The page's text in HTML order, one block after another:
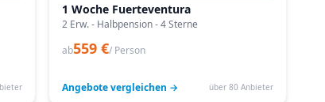
1 Woche Fuerteventura
2 Erw. - Halbpension - 4 Sterne
ab559 €/ Person
Angebote vergleichen → über 80 Anbieter